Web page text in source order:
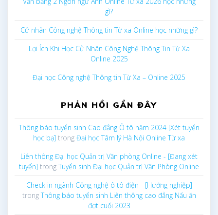
gì?
Cử nhân Công nghệ Thông tin Từ xa Online học những gì?
Lợi Ích Khi Học Cử Nhân Công Nghệ Thông Tin Từ Xa
Online 2025
Đại học Công nghệ Thông tin Từ Xa – Online 2025
PHẢN HỒI GẦN ĐÂY
Thông báo tuyển sinh Cao đẳng Ô tô năm 2024 [Xét tuyển
học bạ] trong Đại học Tâm lý Hà Nội Online Từ xa
Liên thông Đại học Quản trị Văn phòng Online - [Đang xét
tuyển] trongTuyển sinh Đại học Quản trị Văn Phòng Online
Check in ngành Công nghệ ô tô điện - [Hướng nghiệp]
trongThông báo tuyển sinh Liên thông cao đẳng Nấu ăn
đợt cuối 2023